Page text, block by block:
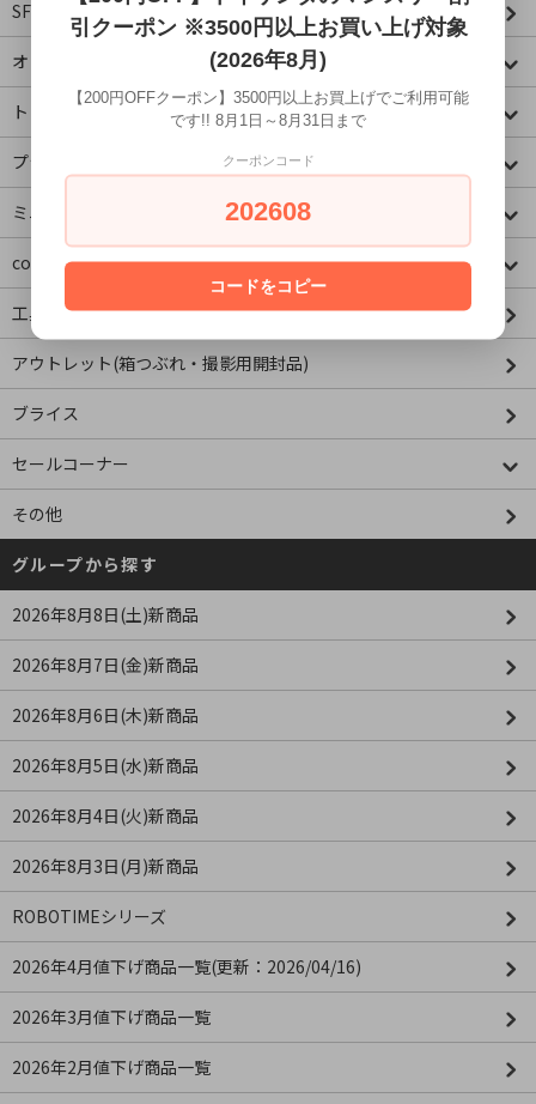
SF・映画・アメコミ
オリジナル
トミカコーナー
プラレールコーナー
ミニチュア&ドールハウス
concombre コンコンブル
工具・資材
アウトレット(箱つぶれ・撮影用開封品)
ブライス
セールコーナー
その他
グループから探す
2026年8月8日(土)新商品
2026年8月7日(金)新商品
2026年8月6日(木)新商品
2026年8月5日(水)新商品
2026年8月4日(火)新商品
2026年8月3日(月)新商品
ROBOTIMEシリーズ
2026年4月値下げ商品一覧(更新：2026/04/16)
2026年3月値下げ商品一覧
2026年2月値下げ商品一覧
引クーポン ※3500円以上お買い上げ対象
(2026年8月)
【200円OFFクーポン】3500円以上お買上げでご利用可能
です!! 8月1日～8月31日まで
クーポンコード
202608
コードをコピー